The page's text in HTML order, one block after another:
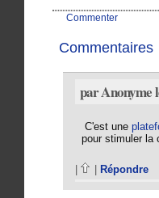
Commenter
Commentaires
par Anonyme
C'est une
pour stimuler la
Répondre